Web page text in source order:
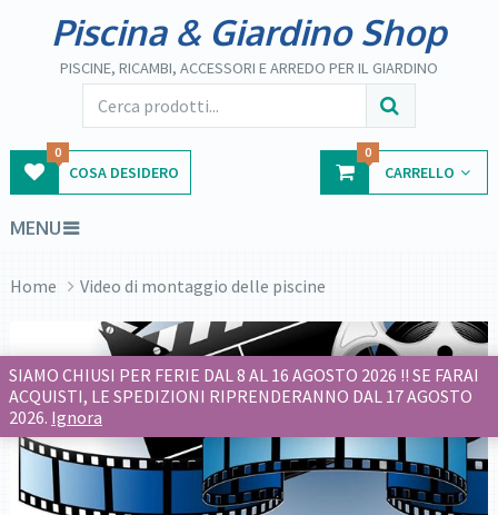
Piscina & Giardino Shop
PISCINE, RICAMBI, ACCESSORI E ARREDO PER IL GIARDINO
COSA DESIDERO
0
CARRELLO
0
MENU
Home Video di montaggio delle piscine
SIAMO CHIUSI PER FERIE DAL 8 AL 16 AGOSTO 2026 !! SE FARAI
ACQUISTI, LE SPEDIZIONI RIPRENDERANNO DAL 17 AGOSTO
2026. Ignora